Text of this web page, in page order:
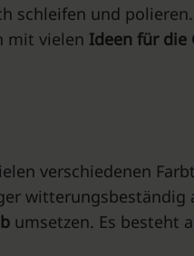
schleifen und
mit vielen Ideen für die
verschiedenen
umsetzen. Es besteht